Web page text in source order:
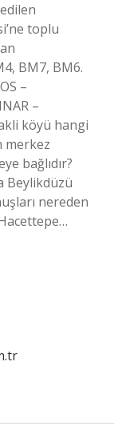
toplu
BM7, BM6.
–
–
köyü hangi
merkez
bağlıdır?
Beylikdüzü
nereden